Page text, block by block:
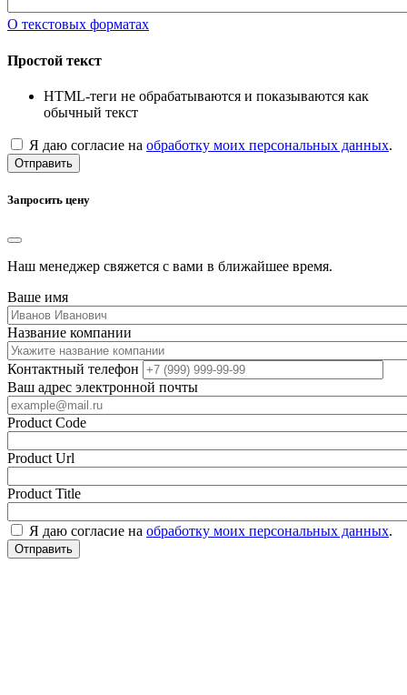
О текстовых форматах
Простой текст
HTML-теги не обрабатываются и показываются как
обычный текст
Я даю согласие на обработку моих персональных данных.
Отправить
Запросить цену
Наш менеджер свяжется с вами в ближайшее время.
Ваше имя
Название компании
Контактный телефон
Ваш адрес электронной почты
Product Code
Product Url
Product Title
Я даю согласие на обработку моих персональных данных.
Отправить